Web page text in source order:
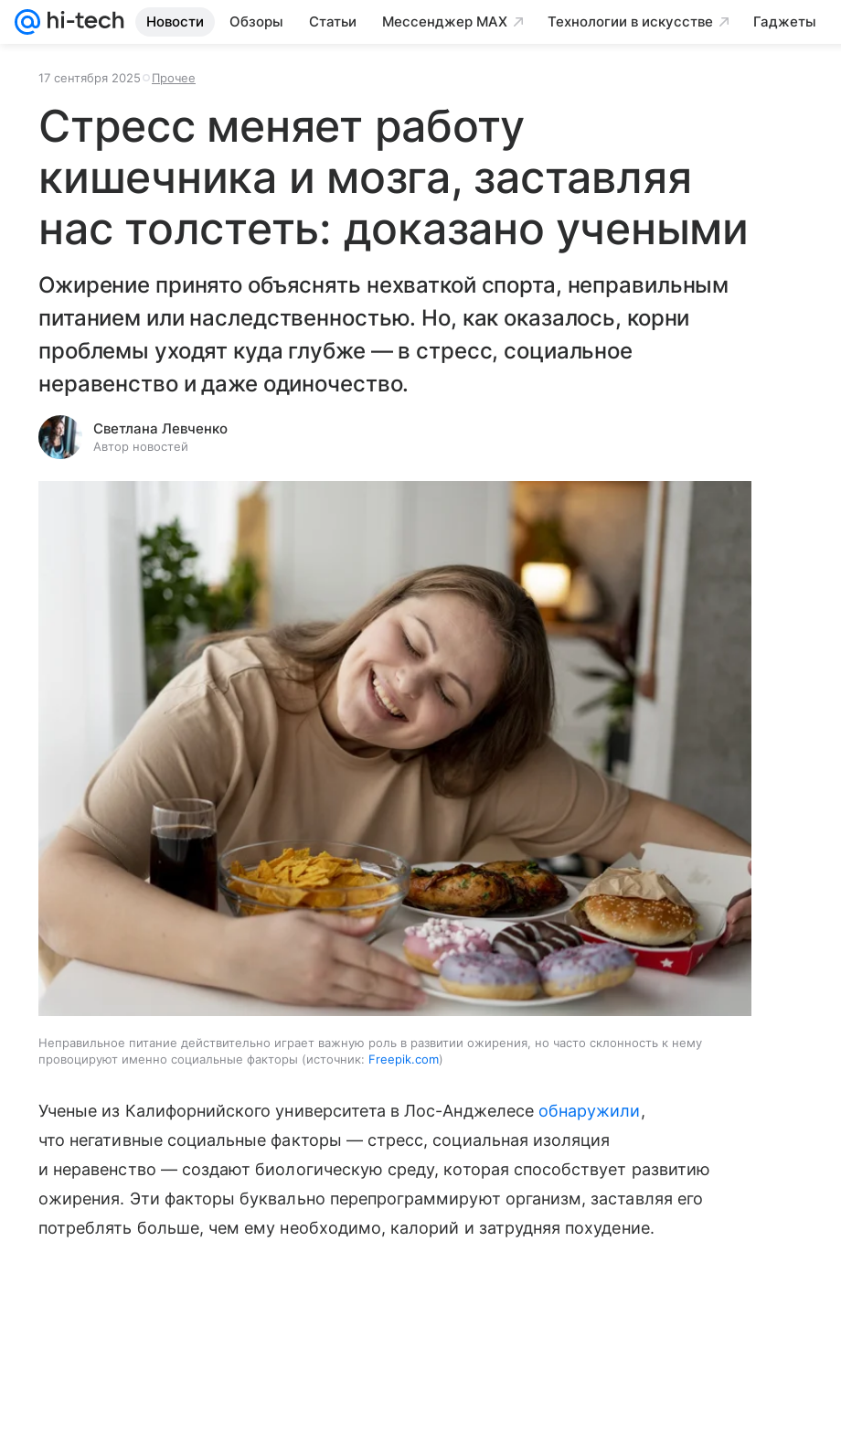
Новости Обзоры Статьи Мессенджер MAX Технологии в искусстве Гаджеты
17 сентября 2025 Прочее
Стресс меняет работу
кишечника и мозга, заставляя
нас толстеть: доказано учеными
Ожирение принято объяснять нехваткой спорта, неправильным
питанием или наследственностью. Но, как оказалось, корни
проблемы уходят куда глубже — в стресс, социальное
неравенство и даже одиночество.
Светлана Левченко
Автор новостей
Неправильное питание действительно играет важную роль в развитии ожирения, но часто склонность к нему
провоцируют именно социальные факторы
источник: Freepik.com
Ученые из Калифорнийского университета в Лос-Анджелесе обнаружили,
что негативные социальные факторы — стресс, социальная изоляция
и неравенство — создают биологическую среду, которая способствует развитию
ожирения. Эти факторы буквально перепрограммируют организм, заставляя его
потреблять больше, чем ему необходимо, калорий и затрудняя похудение.